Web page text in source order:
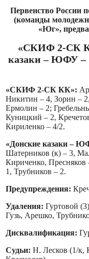
Первенство России
(команды
«Юг»,
«СКИФ 2-СК
казаки – ЮФУ –
«СКИФ 2-СК КК»:
Никитин – 4, Зорин –
Ермолин – 2;
Куницкий – 2,
Кириленко – 4/2.
«Донские казаки –
Шатерников (к) – 3,
Кириченко,
1, Трубников – 2.
Предупреждения:
Удаления: Гуртовой
Гузь, Арешко,
Дисквалификация:
Судьи: Н. Лесков (1/к,